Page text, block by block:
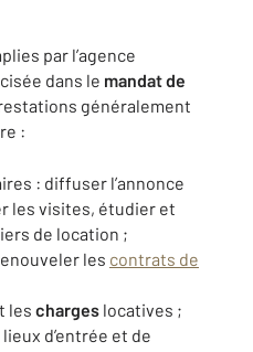
par l’agence
dans le mandat de
généralement
:
: diffuser l’annonce
les visites, étudier et
de location ;
les contrats de
les charges locatives ;
d’entrée et de